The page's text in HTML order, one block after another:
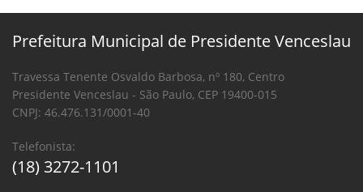
Prefeitura Municipal de Presidente Venceslau
Travessa Tenente Osvaldo Barbosa, nº 180, Centro
Presidente Venceslau - São Paulo, CEP 19400-015
CNPJ: 46.476.131/0001-40
Telefonista:
(18) 3272-1101